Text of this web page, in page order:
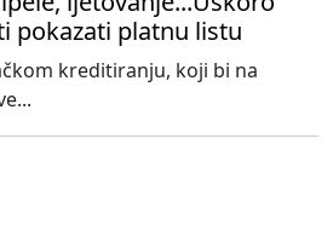
pokazati platnu listu
kreditiranju, koji bi na